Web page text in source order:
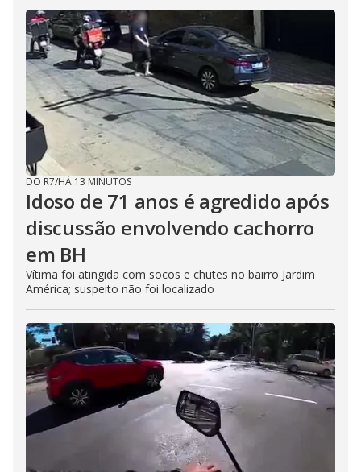
DO R7/HÁ 13 MINUTOS
Idoso de 71 anos é agredido após
discussão envolvendo cachorro
em BH
Vítima foi atingida com socos e chutes no bairro Jardim
América; suspeito não foi localizado